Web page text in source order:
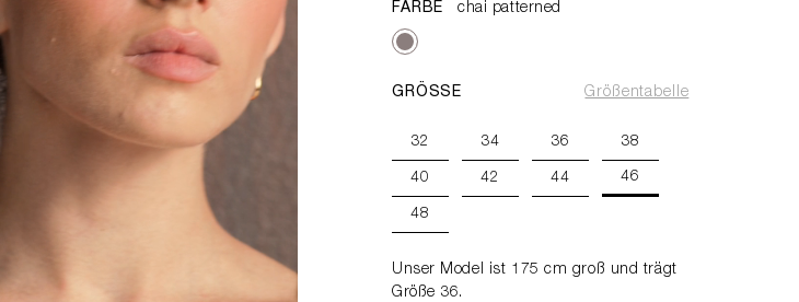
FARBE chai patterned
GRÖSSE Größentabelle
32 34 36 38
40 42 44 46
48
Unser Model ist 175 cm groß und trägt
Größe 36.